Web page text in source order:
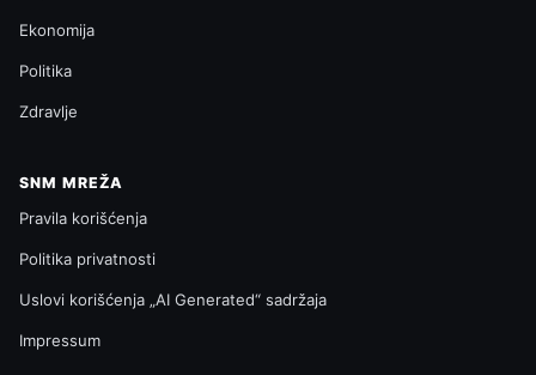
Ekonomija
Politika
Zdravlje
SNM MREŽA
Pravila korišćenja
Politika privatnosti
Uslovi korišćenja „AI Generated“ sadržaja
Impressum